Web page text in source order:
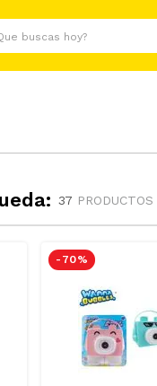
hoy?
37 PRODUCTOS
- 70 %